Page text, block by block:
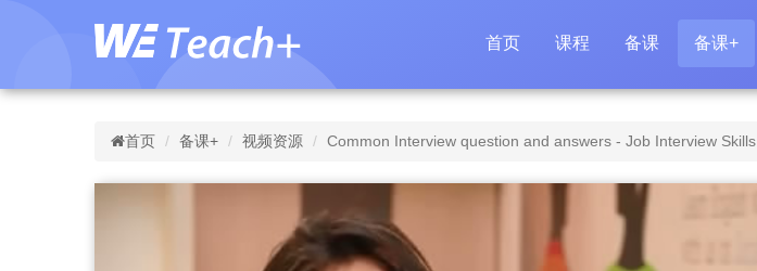
首页 课程 备课 备课+
首页 备课+ 视频资源 Common Interview question and answers - Job Interview Skills